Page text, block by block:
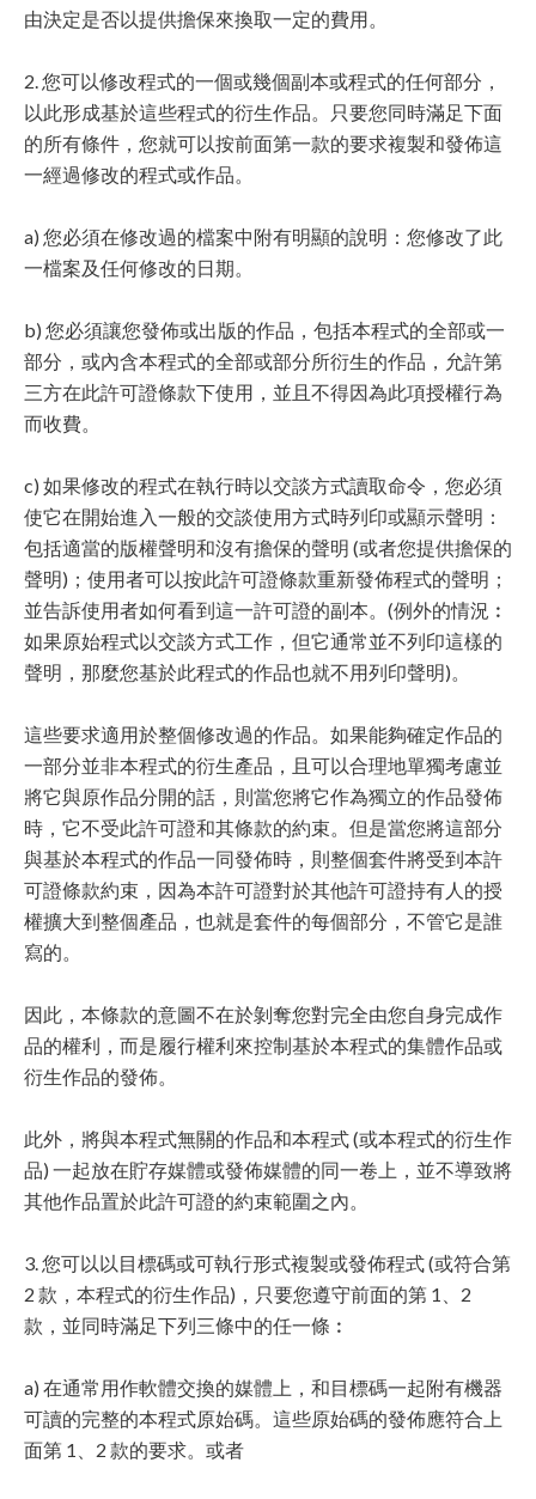
由決定是否以提供擔保來換取一定的費用。
2. 您可以修改程式的一個或幾個副本或程式的任何部分，
以此形成基於這些程式的衍生作品。只要您同時滿足下面
的所有條件，您就可以按前面第一款的要求複製和發佈這
一經過修改的程式或作品。
a) 您必須在修改過的檔案中附有明顯的說明：您修改了此
一檔案及任何修改的日期。
b) 您必須讓您發佈或出版的作品，包括本程式的全部或一
部分，或內含本程式的全部或部分所衍生的作品，允許第
三方在此許可證條款下使用，並且不得因為此項授權行為
而收費。
c) 如果修改的程式在執行時以交談方式讀取命令，您必須
使它在開始進入一般的交談使用方式時列印或顯示聲明：
包括適當的版權聲明和沒有擔保的聲明 (或者您提供擔保的
聲明)；使用者可以按此許可證條款重新發佈程式的聲明；
並告訴使用者如何看到這一許可證的副本。(例外的情況︰
如果原始程式以交談方式工作，但它通常並不列印這樣的
聲明，那麼您基於此程式的作品也就不用列印聲明)。
這些要求適用於整個修改過的作品。如果能夠確定作品的
一部分並非本程式的衍生產品，且可以合理地單獨考慮並
將它與原作品分開的話，則當您將它作為獨立的作品發佈
時，它不受此許可證和其條款的約束。但是當您將這部分
與基於本程式的作品一同發佈時，則整個套件將受到本許
可證條款約束，因為本許可證對於其他許可證持有人的授
權擴大到整個產品，也就是套件的每個部分，不管它是誰
寫的。
因此，本條款的意圖不在於剝奪您對完全由您自身完成作
品的權利，而是履行權利來控制基於本程式的集體作品或
衍生作品的發佈。
此外，將與本程式無關的作品和本程式 (或本程式的衍生作
品) 一起放在貯存媒體或發佈媒體的同一卷上，並不導致將
其他作品置於此許可證的約束範圍之內。
3. 您可以以目標碼或可執行形式複製或發佈程式 (或符合第
2 款，本程式的衍生作品)，只要您遵守前面的第 1、2
款，並同時滿足下列三條中的任一條︰
a) 在通常用作軟體交換的媒體上，和目標碼一起附有機器
可讀的完整的本程式原始碼。這些原始碼的發佈應符合上
面第 1、2 款的要求。或者